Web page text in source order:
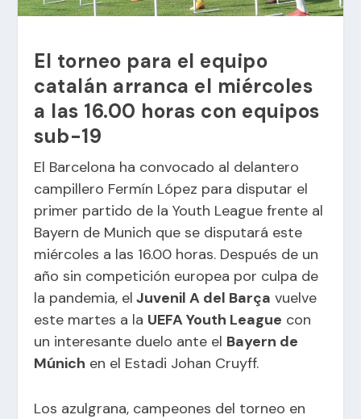
El torneo para el equipo
catalán arranca el miércoles
a las 16.00 horas con equipos
sub-19
El Barcelona ha convocado al delantero
campillero Fermín López para disputar el
primer partido de la Youth League frente al
Bayern de Munich que se disputará este
miércoles a las 16.00 horas. Después de un
año sin competición europea por culpa de
la pandemia, el Juvenil A del Barça vuelve
este martes a la UEFA Youth League con
un interesante duelo ante el Bayern de
Múnich en el Estadi Johan Cruyff.
Los azulgrana, campeones del torneo en